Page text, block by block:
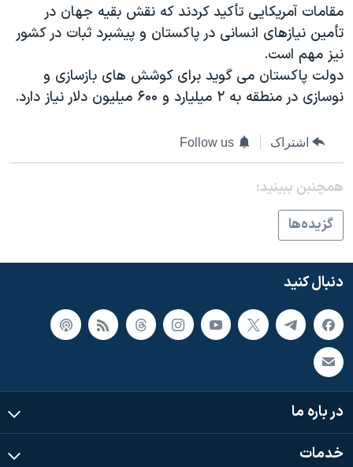
مقامات آمریکایی تأکید کردند که نقش بقیه جهان در
تأمین نیازهای انسانی در پاکستان و پیشبرد ثبات در کشور
نیز مهم است.
دولت پاکستان می گوید برای کوشش های بازسازی و
نوسازی در منطقه به ۲ میلیارد و ۶۰۰ میلیون دلار نیاز دارد.
اشتراک Follow us
همچنبن ببینید:
گزيده‌ها
دنبال کنید
در باره ما
خدمات